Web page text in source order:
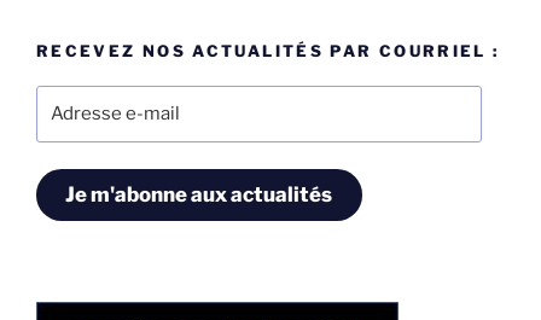
RECEVEZ NOS ACTUALITÉS PAR COURRIEL :
Je m'abonne aux actualités